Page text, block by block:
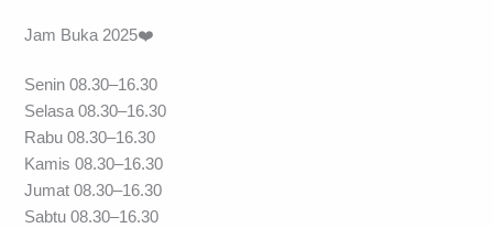
Jam Buka 2025❤️
Senin 08.30–16.30
Selasa 08.30–16.30
Rabu 08.30–16.30
Kamis 08.30–16.30
Jumat 08.30–16.30
Sabtu 08.30–16.30